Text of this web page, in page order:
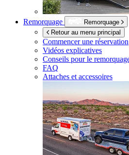
Remorquage
Remorquage
Retour au menu principal
Commencer une réservation
Vidéos explicatives
Conseils pour le
FAQ
Attaches et accessoires